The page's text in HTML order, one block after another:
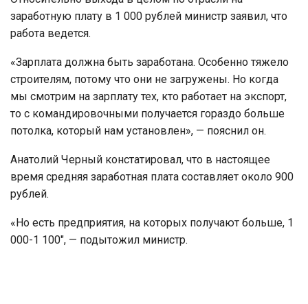
заработную плату в 1 000 рублей министр заявил, что
работа ведется.
«Зарплата должна быть заработана. Особенно тяжело
строителям, потому что они не загружены. Но когда
мы смотрим на зарплату тех, кто работает на экспорт,
то с командировочными получается гораздо больше
потолка, который нам установлен», — пояснил он.
Анатолий Черный констатировал, что в настоящее
время средняя заработная плата составляет около 900
рублей.
«Но есть предприятия, на которых получают больше, 1
000-1 100″, — подытожил министр.